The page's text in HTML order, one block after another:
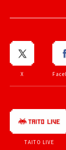
X
TAITO LIVE